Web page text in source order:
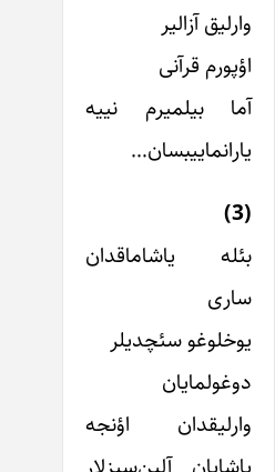
وارلیق آزالیر
اؤپورم قرآنی
آما بیلمیرم نییه
یارانماییبسان…
(3)
بئله یاشاماقدان
ساری
یوخلوغو سئچدیلر
دوغولمایان
وارلیقدان اؤنجه